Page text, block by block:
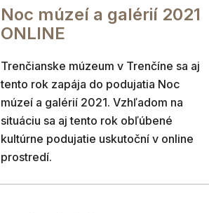
Noc múzeí a galérií 2021
ONLINE
Trenčianske múzeum v Trenčíne sa aj
tento rok zapája do podujatia Noc
múzeí a galérií 2021. Vzhľadom na
situáciu sa aj tento rok obľúbené
kultúrne podujatie uskutoční v online
prostredí.